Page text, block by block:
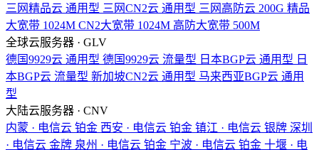
三网精品云 通用型 三网CN2云 通用型 三网高防云 200G 精品
大宽带 1024M CN2大宽带 1024M 高防大宽带 500M
全球云服务器 · GLV
德国9929云 通用型 德国9929云 流量型 日本BGP云 通用型 日
本BGP云 流量型 新加坡CN2云 通用型 马来西亚BGP云 通用
型
大陆云服务器 · CNV
内蒙 · 电信云 铂金 西安 · 电信云 铂金 镇江 · 电信云 银牌 深圳
· 电信云 金牌 泉州 · 电信云 铂金 宁波 · 电信云 铂金 十堰 · 电